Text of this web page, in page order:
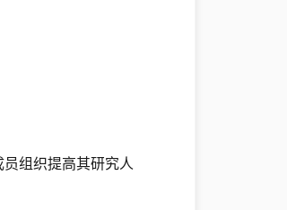
组织提高其研究人